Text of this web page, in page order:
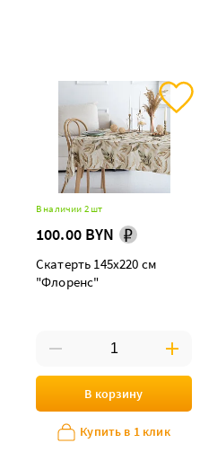
В наличии 2 шт
100.00 BYN
Скатерть 145х220 см
"Флоренс"
В корзину
Купить в 1 клик